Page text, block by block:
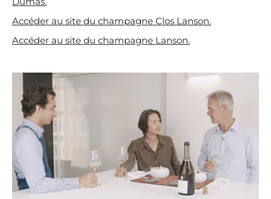
Accéder au site du champagne Clos Lanson.
Accéder au site du champagne Lanson.